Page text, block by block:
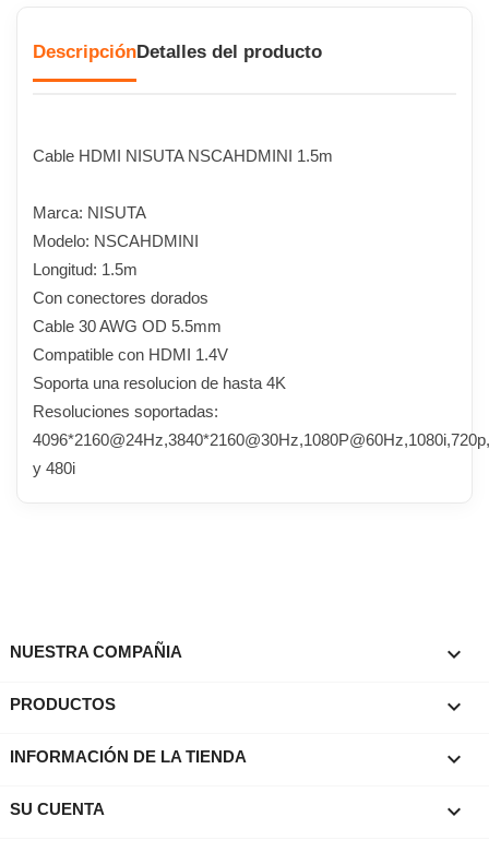
DescripciónDetalles del producto
Cable HDMI NISUTA NSCAHDMINI 1.5m
Marca: NISUTA
Modelo: NSCAHDMINI
Longitud: 1.5m
Con conectores dorados
Cable 30 AWG OD 5.5mm
Compatible con HDMI 1.4V
Soporta una resolucion de hasta 4K
Resoluciones soportadas:
y 480i
NUESTRA COMPAÑIA 
PRODUCTOS 
INFORMACIÓN DE LA TIENDA keyboard_arrow_down
SU CUENTA 